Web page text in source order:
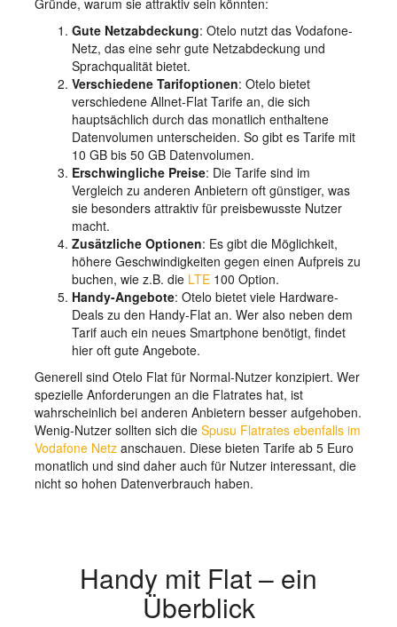
Gute Netzabdeckung: Otelo nutzt das Vodafone-
Netz, das eine sehr gute Netzabdeckung und
Sprachqualität bietet.
Verschiedene Tarifoptionen: Otelo bietet
verschiedene Allnet-Flat Tarife an, die sich
hauptsächlich durch das monatlich enthaltene
Datenvolumen unterscheiden. So gibt es Tarife mit
10 GB bis 50 GB Datenvolumen.
Erschwingliche Preise: Die Tarife sind im
Vergleich zu anderen Anbietern oft günstiger, was
sie besonders attraktiv für preisbewusste Nutzer
macht.
Zusätzliche Optionen: Es gibt die Möglichkeit,
höhere Geschwindigkeiten gegen einen Aufpreis zu
buchen, wie z.B. die LTE 100 Option.
Handy-Angebote: Otelo bietet viele Hardware-
Deals zu den Handy-Flat an. Wer also neben dem
Tarif auch ein neues Smartphone benötigt, findet
hier oft gute Angebote.
Generell sind Otelo Flat für Normal-Nutzer konzipiert. Wer
spezielle Anforderungen an die Flatrates hat, ist
wahrscheinlich bei anderen Anbietern besser aufgehoben.
Wenig-Nutzer sollten sich die Spusu Flatrates ebenfalls im
Vodafone Netz anschauen. Diese bieten Tarife ab 5 Euro
monatlich und sind daher auch für Nutzer interessant, die
nicht so hohen Datenverbrauch haben.
Handy mit Flat – ein
Überblick